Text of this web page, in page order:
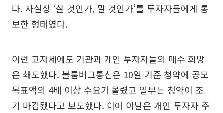
다. 사실상 ‘살 것인가, 말 것인가’를 투자자들에게 통
보한 형태였다.
이런 고자세에도 기관과 개인 투자자들의 매수 희망
은 쇄도했다. 블룸버그통신은 10일 기준 청약에 공모
목표액의 4배 이상 수요가 몰렸고 일부는 청약이 조
기 마감됐다고 보도했다. 이어 이날은 개인 투자자 주